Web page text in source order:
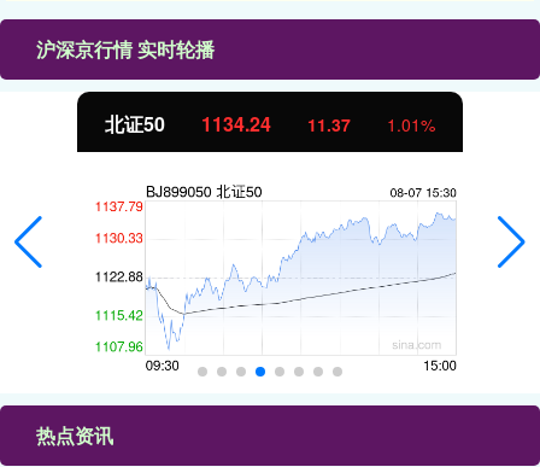
沪深京行情 实时轮播
北证50 1134.24 11.37 1.01%
热点资讯